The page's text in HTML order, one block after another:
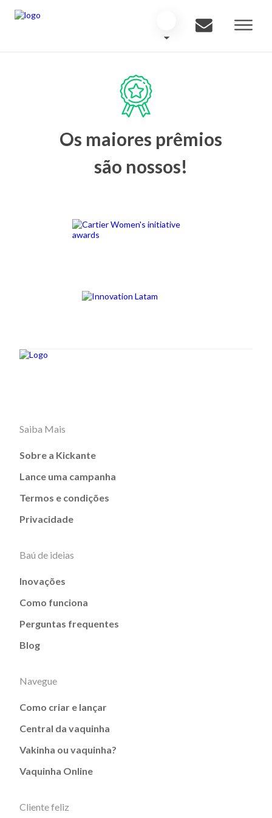
Os maiores prêmios
são nossos!
Saiba Mais
Sobre a Kickante
Lance uma campanha
Termos e condições
Privacidade
Baú de ideias
Inovações
Como funciona
Perguntas frequentes
Blog
Navegue
Como criar e lançar
Central da vaquinha
Vakinha ou vaquinha?
Vaquinha Online
Cliente feliz